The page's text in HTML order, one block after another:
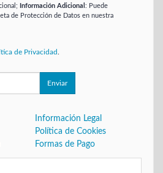
Información Adicional : Puede
de Protección de Datos en nuestra
de Privacidad
Enviar
Información Legal
Política de Cookies
Formas de Pago